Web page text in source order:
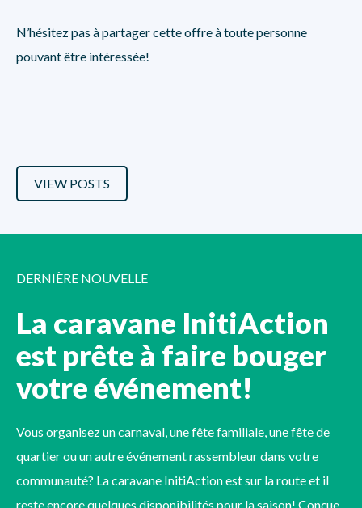
N’hésitez pas à partager cette offre à toute personne
pouvant être intéressée!
VIEW POSTS
DERNIÈRE NOUVELLE
La caravane InitiAction
est prête à faire bouger
votre événement!
Vous organisez un carnaval, une fête familiale, une fête de
quartier ou un autre événement rassembleur dans votre
communauté? La caravane InitiAction est sur la route et il
reste encore quelques disponibilités pour la saison! Conçue